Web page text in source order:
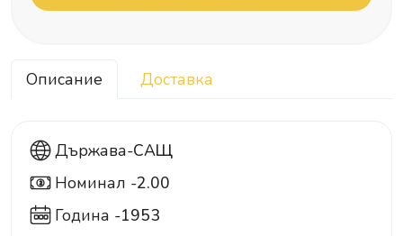
Описание Доставка
Държава-САЩ
2 Номинал -2.00
Година -1953